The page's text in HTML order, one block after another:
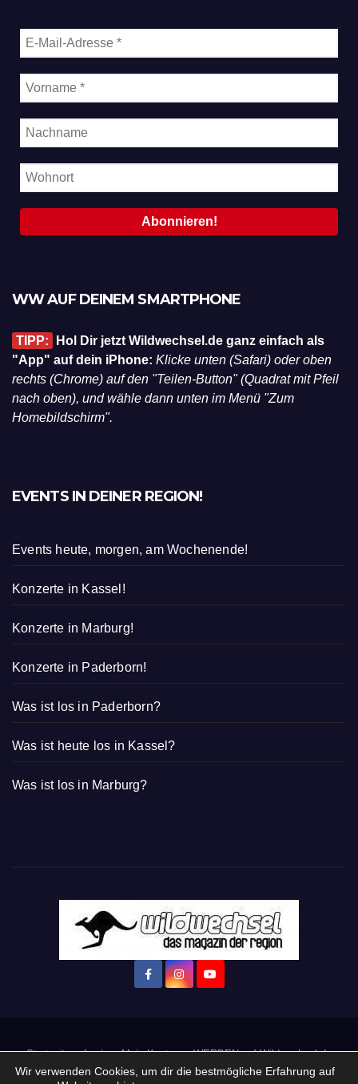
WW AUF DEINEM SMARTPHONE
TIPP:
Hol Dir jetzt Wildwechsel.de ganz einfach als
"App" auf dein iPhone: Klicke unten (Safari) oder oben
rechts (Chrome) auf den "Teilen-Button" (Quadrat mit Pfeil
nach oben), und wähle dann unten im Menü "Zum
Homebildschirm".
EVENTS IN DEINER REGION!
Events heute, morgen, am Wochenende!
Konzerte in Kassel!
Konzerte in Marburg!
Konzerte in Paderborn!
Was ist los in Paderborn?
Was ist heute los in Kassel?
Was ist los in Marburg?
Startseite Login Mein Konto · WERBEN auf Wildwechsel.de
Wir verwenden Cookies, um dir die bestmögliche Erfahrung auf